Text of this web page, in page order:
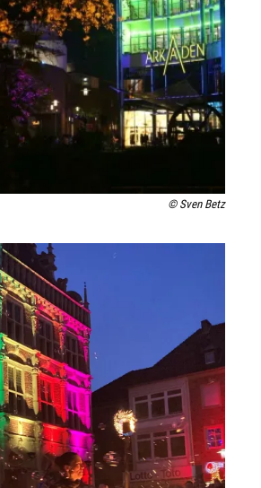
© Sven Betz